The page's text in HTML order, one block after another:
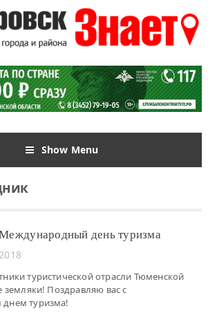
Show Menu
день туризма
туристической отрасли Тюменской
земляки! Поздравляю вас с
туризма!